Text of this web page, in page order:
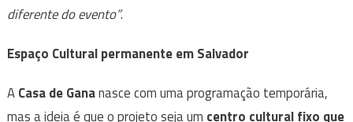
diferente do evento”.
Espaço Cultural permanente em Salvador
ACasa de Gananasce com uma programação temporária,
mas a ideia é que o projeto seja um centro cultural fixo que